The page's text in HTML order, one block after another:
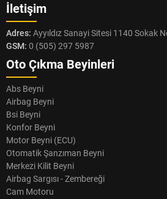
İletişim
Adres: Ayyıldız Sanayi Sitesi 1140 Sokak
GSM: 0 (505) 297 5987
Oto Çıkma Beyinleri
Abs Beyni
Airbag Beyni
Bsi Beyni
Konfor Beyni
Motor Beyni (ECU)
Otomatik Şanzıman Beyni
Merkezi Kilit Beyni
Airbag Sargısı - Zembereği
Cam Motoru